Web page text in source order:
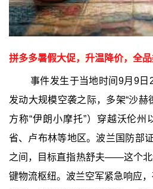
拼多多暑假大促，升温降价，全
事件发生于当地时间9月9日
发动大规模空袭之际，多架“沙赫
方称“伊朗小摩托”）穿越沃伦
省、卢布林等地区。波兰国防部
之间，目标直指热舒夫——这个北
键物流枢纽。波兰空军紧急响应